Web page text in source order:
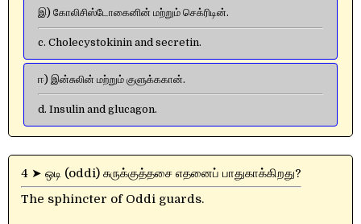
இ) கோலிசிஸ்டோகைனின் மற்றும் செக்ரிடின்.
c. Cholecystokinin and secretin.
ஈ) இன்சுலின் மற்றும் குளுக்ககான்.
d. Insulin and glucagon.
4 ➤ ஒடி (oddi) சுருக்குத்தசை எதனைப் பாதுகாக்கிறது?
The sphincter of Oddi guards.